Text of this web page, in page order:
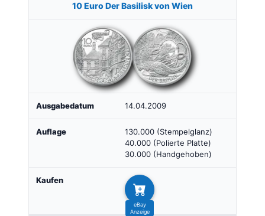
10 Euro Der Basilisk von Wien
14.04.2009
130.000 (Stempelglanz)
40.000 (Polierte Platte)
30.000 (Handgehoben)